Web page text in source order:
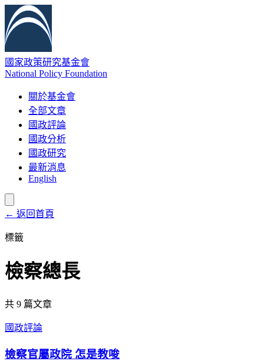
國家政策研究基金會
National Policy Foundation
關於基金會
全部文章
國政評論
國政分析
國政研究
最新消息
English
← 返回首頁
標籤
檢察總長
共 9 篇文章
國政評論
檢察官屬政院 怎是教唆